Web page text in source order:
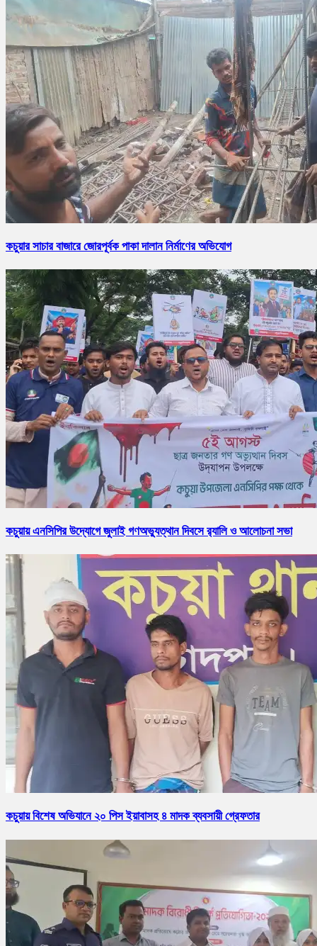
কচুয়ার সাচার বাজারে জোরপূর্বক পাকা দালান নির্মাণের অভিযোগ
কচুয়ায় এনসিপির উদ্যোগে জুলাই গণঅভ্যুত্থান দিবসে র‌্যালি ও আলোচনা সভা
কচুয়ায় বিশেষ অভিযানে ২০ পিস ইয়াবাসহ ৪ মাদক ব্যবসায়ী গ্রেফতার